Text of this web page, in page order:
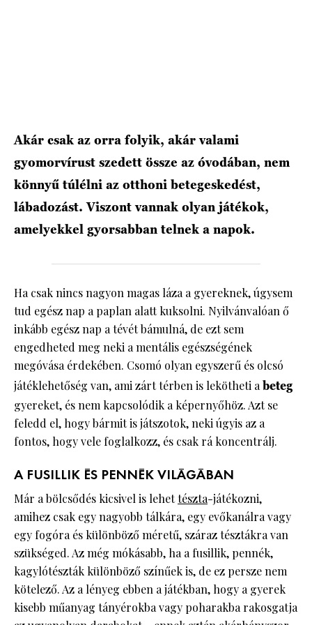
Akár csak az orra folyik, akár valami
gyomorvírust szedett össze az óvodában, nem
könnyű túlélni az otthoni betegeskedést,
lábadozást. Viszont vannak olyan játékok,
amelyekkel gyorsabban telnek a napok.
Ha csak nincs nagyon magas láza a gyereknek, úgysem
tud egész nap a paplan alatt kuksolni. Nyilvánvalóan ő
inkább egész nap a tévét bámulná, de ezt sem
engedheted meg neki a mentális egészségének
megóvása érdekében. Csomó olyan egyszerű és olcsó
játéklehetőség van, ami zárt térben is lekötheti abeteg
gyereket, és nem kapcsolódik a képernyőhöz. Azt se
feledd el, hogy bármit is játszotok, neki úgyis az a
fontos, hogy vele foglalkozz, és csak rá koncentrálj.
A FUSILLIK ÉS PENNÉK VILÁGÁBAN
Már a bölcsődés kicsivel is lehettészta-játékozni,
amihez csak egy nagyobb tálkára, egy evőkanálra vagy
egy fogóra és különböző méretű, száraz tésztákra van
szükséged. Az még mókásabb, ha a fusillik, pennék,
kagylótészták különböző színűek is, de ez persze nem
kötelező. Az a lényeg ebben a játékban, hogy a gyerek
kisebb műanyag tányérokba vagy poharakba rakosgatja